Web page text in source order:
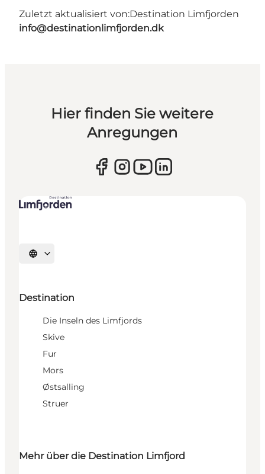
Zuletzt aktualisiert von:Destination Limfjorden
info@destinationlimfjorden.dk
Hier finden Sie weitere
Anregungen
Sprache auswählen
Destination
Die Inseln des Limfjords
Skive
Fur
Mors
Østsalling
Struer
Mehr über die Destination Limfjord